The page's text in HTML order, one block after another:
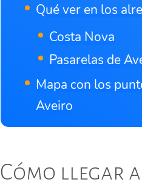
Qué ver en los
Costa Nova
Pasarelas de
Mapa con los
Aveiro
Cómo llegar